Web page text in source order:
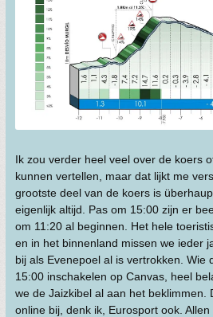
Ik zou verder heel veel over de koers
kunnen vertellen, maar dat lijkt me
grootste deel van de koers is
eigenlijk altijd. Pas om 15:00 zijn er
om 11:20 al beginnen. Het hele
en in het binnenland missen we ieder
bij als Evenepoel al is vertrokken. Wie
15:00 inschakelen op Canvas, heel
we de Jaizkibel al aan het beklimmen.
online bij, denk ik, Eurosport ook.